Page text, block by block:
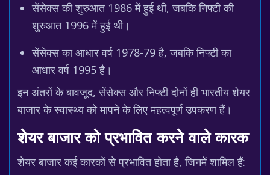
सेंसेक्स की शुरुआत 1986 में हुई थी, जबकि निफ्टी की
शुरुआत 1996 में हुई थी।
सेंसेक्स का आधार वर्ष 1978-79 है, जबकि निफ्टी का
आधार वर्ष 1995 है।
इन अंतरों के बावजूद, सेंसेक्स और निफ्टी दोनों ही भारतीय शेयर
बाजार के स्वास्थ्य को मापने के लिए महत्वपूर्ण उपकरण हैं।
शेयर बाजार को प्रभावित करने वाले कारक
शेयर बाजार कई कारकों से प्रभावित होता है, जिनमें शामिल हैं: